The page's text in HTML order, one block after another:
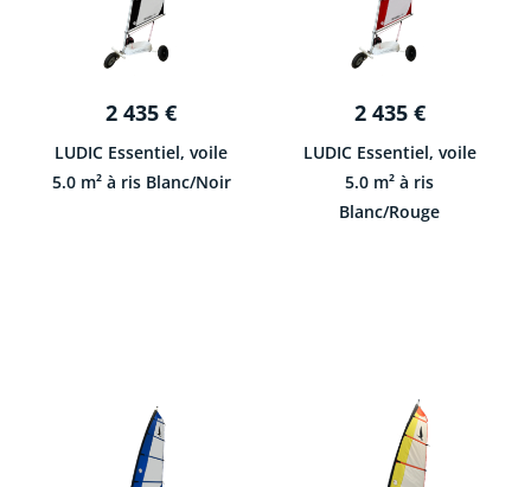
2 435€
LUDIC Essentiel, voile
5.0 m² à ris Blanc/Noir
2 435 €
LUDIC Essentiel, voile
5.0 m² à ris
Blanc/Rouge